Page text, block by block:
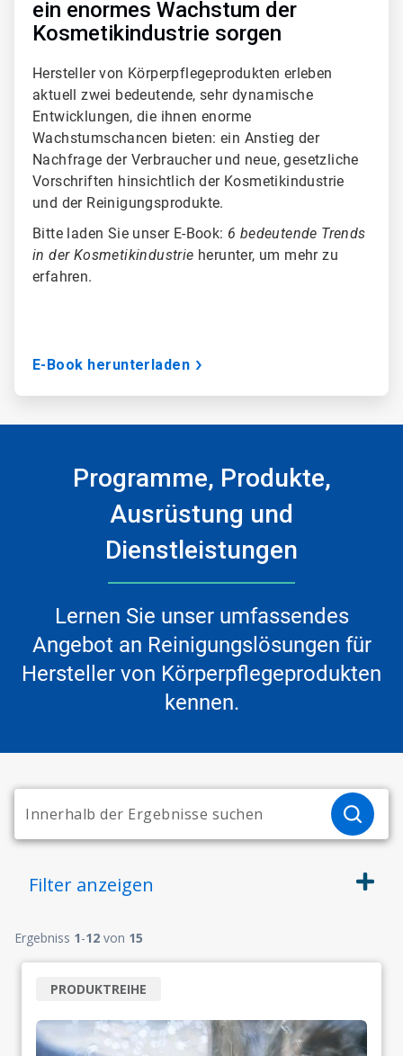
ein enormes Wachstum der
Kosmetikindustrie sorgen
Hersteller von Körperpflegeprodukten erleben
aktuell zwei bedeutende, sehr dynamische
Entwicklungen, die ihnen enorme
Wachstumschancen bieten: ein Anstieg der
Nachfrage der Verbraucher und neue, gesetzliche
Vorschriften hinsichtlich der Kosmetikindustrie
und der Reinigungsprodukte.
Bitte laden Sie unser E-Book: 6 bedeutende Trends
in der Kosmetikindustrie herunter, um mehr zu
erfahren.
E-Book herunterladen
Programme, Produkte,
Ausrüstung und
Dienstleistungen
Lernen Sie unser umfassendes
Angebot an Reinigungslösungen für
Hersteller von Körperpflegeprodukten
kennen.
Filter anzeigen
Ergebniss 1-12 von 15
PRODUKTREIHE